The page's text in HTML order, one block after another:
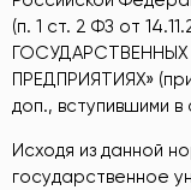
(п. 1 ст. 2 ФЗ от
ПРЕДПРИЯТИЯХ»
доп., вступившими в
Исходя из данной
государственное